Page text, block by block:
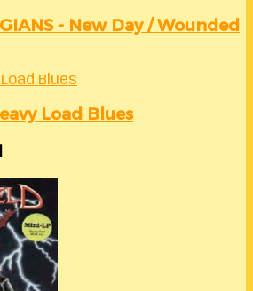
- New Day / Wounded
Load Blues
Load Blues